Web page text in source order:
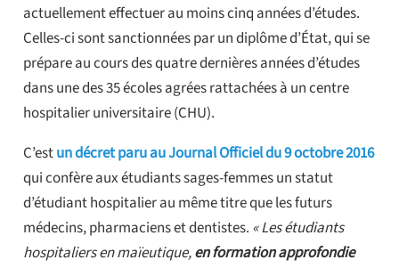
actuellement effectuer au moins cinq années d’études.
Celles-ci sont sanctionnées par un diplôme d’État, qui se
prépare au cours des quatre dernières années d’études
dans une des 35 écoles agrées rattachées à un centre
hospitalier universitaire (CHU).
C’estun décret paru au Journal Officiel du 9 octobre 2016
qui confère aux étudiants sages-femmes un statut
d’étudiant hospitalier au même titre que les futurs
médecins, pharmaciens et dentistes. « Les étudiants
hospitaliers en maïeutique,en formation approfondie